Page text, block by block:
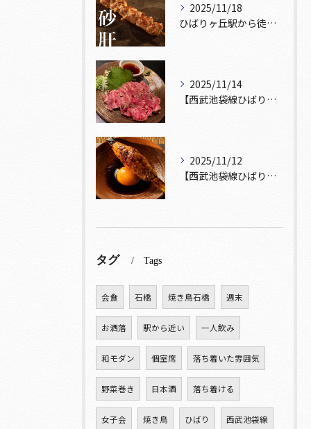
2025/11/18
ひばりヶ丘駅から徒歩5分🚶‍♀️雰囲気の良い居酒屋をお探しな...
2025/11/14
【西武池袋線ひばりヶ丘駅】から徒歩5分🚶
2025/11/12
【西武池袋線ひばりヶ丘駅】から徒歩5分圏内🚶‍♀️！
タグ Tags
会食 石橋 焼き鳥石橋 週末
お洒落 駅から近い 一人飲み
和モダン 個室席 落ち着いた雰囲気
野菜巻き 日本酒 落ち着ける
女子会 焼き鳥 ひばり 西武池袋線